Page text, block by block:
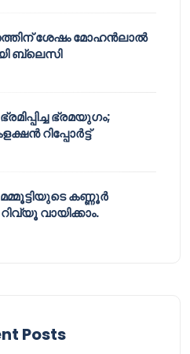
ശേഷം മോഹൻലാൽ
ബ്ലെസി
ഭ്രമയുഗം;
റിപ്പോർട്ട്
മമ്മൂട്ടിയുടെ കണ്ണൂർ
വായിക്കാം.
Posts